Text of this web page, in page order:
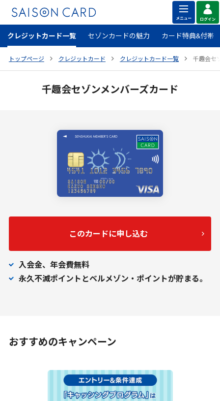
クレジットカード一覧 セゾンカードの魅力 カード特典&付帯
トップページ クレジットカード クレジットカード一覧 千趣会セ
千趣会セゾンメンバーズカード
入会金、年会費無料
永久不滅ポイントとベルメゾン・ポイントが貯まる。
このカードに申し込む
おすすめのキャンペーン